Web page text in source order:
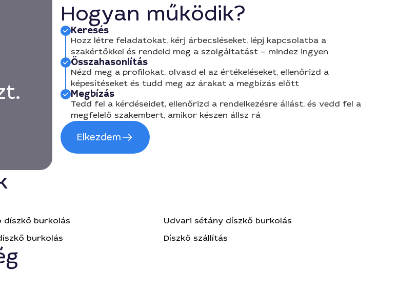
Hogyan működik?
Keresés
Hozz létre feladatokat, kérj árbecsléseket, lépj kapcsolatba a
szakértőkkel és rendeld meg a szolgáltatást – mindez ingyen
Összahasonlítás
Nézd meg a profilokat, olvasd el az értékeléseket, ellenőrizd a
képesítéseket és tudd meg az árakat a megbízás előtt
Megbízás
Tedd fel a kérdéseidet, ellenőrizd a rendelkezésre állást, és vedd fel a
megfelelő szakembert, amikor készen állsz rá
Elkezdem
díszkő burkolás
Udvari sétány díszkő burkolás
burkolás Díszkő szállítás